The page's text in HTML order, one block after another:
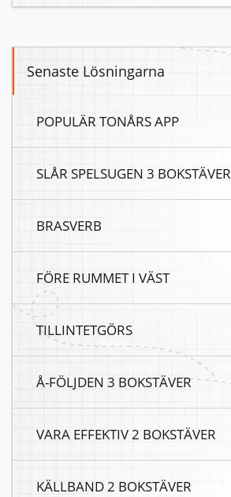
Senaste Lösningarna
POPULÄR TONÅRS APP
SLÅR SPELSUGEN 3 BOKSTÄVER
BRASVERB
FÖRE RUMMET I VÄST
TILLINTETGÖRS
Å-FÖLJDEN 3 BOKSTÄVER
VARA EFFEKTIV 2 BOKSTÄVER
KÄLLBAND 2 BOKSTÄVER